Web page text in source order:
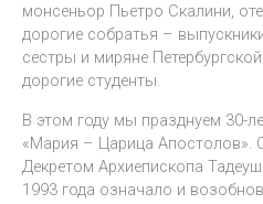
монсеньор Пьетро Скалини,
дорогие собратья –
сестры и миряне
дорогие студенты.
В этом году мы празднуем 30-
«Мария – Царица Апостолов».
Декретом Архиепископа
1993 года означало и